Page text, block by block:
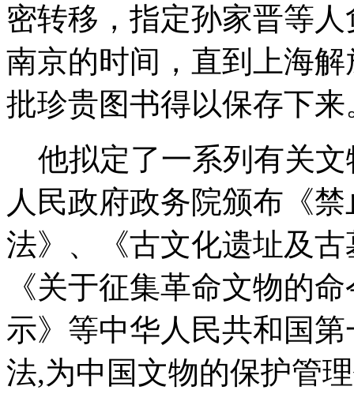
密转移，指定孙家晋等
南京的时间，直到上海
批珍贵图书得以保存下来
他拟定了一系列有关
人民政府政务院颁布《
法》、《古文化遗址及
《关于征集革命文物的
示》等中华人民共和国
法,为中国文物的保护管